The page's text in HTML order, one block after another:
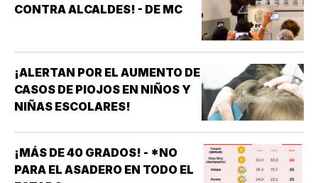
CONTRA ALCALDES! - DE MC
¡ALERTAN POR EL AUMENTO DE
CASOS DE PIOJOS EN NIÑOS Y
NIÑAS ESCOLARES!
¡MÁS DE 40 GRADOS! - *NO
PARA EL ASADERO EN TODO EL